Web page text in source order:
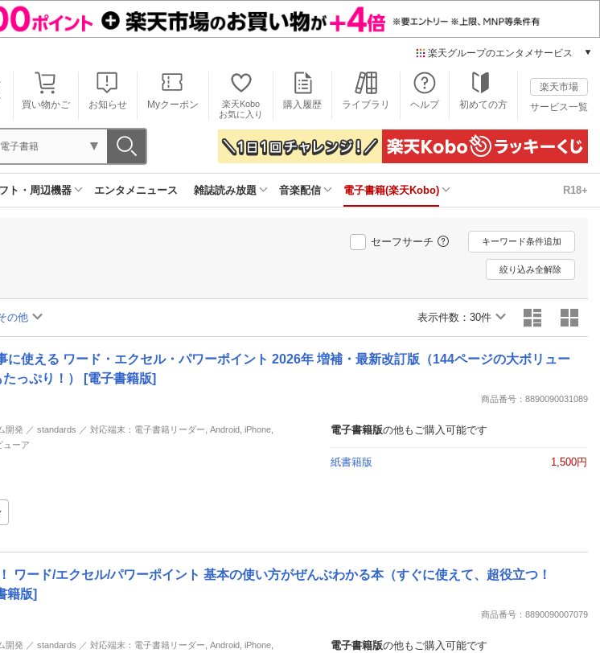
楽天グループのエンタメサービス
本/ゲーム/CD/DVD
楽天ブックス
電子書籍
楽天Kobo
雑誌読み放題
楽天ミュージック
動画配信
楽天TV
動画配信ガイド
Rチャンネル
楽天チケット
推し楽
買い物かご お知らせ Myクーポン
楽天Kobo
お気に入り
購入履歴 ライブラリ ヘルプ 初めての方
楽天市場
サービス一覧
電子書籍
ト・周辺機器 エンタメニュース 雑誌読み放題 音楽配信 電子書籍(楽天Kobo) R18+
セーフサーチ キーワード条件追加
絞り込み全解除
の他 表示件数： 30件
に使える ワード・エクセル・パワーポイント 2026年 増補・最新改訂版（144ページの大ボリュー
っぷり！） [電子書籍版]
商品番号：8890090031089
発 ／ standards ／ 対応端末：電子書籍リーダー, Android, iPhone,
ューア
電子書籍版の他もご購入可能です
紙書籍版 1,500円
ワード/エクセル/パワーポイント 基本の使い方がぜんぶわかる本（すぐに使えて、超役立つ！
籍版]
商品番号：8890090007079
発 ／ standards ／ 対応端末：電子書籍リーダー, Android, iPhone,
電子書籍版の他もご購入可能です